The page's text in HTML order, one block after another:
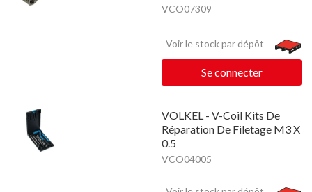
VCO07309
Voir le stock par dépôt
Se connecter
VOLKEL - V-Coil Kits De
Réparation De Filetage M3 X
0.5
VCO04005